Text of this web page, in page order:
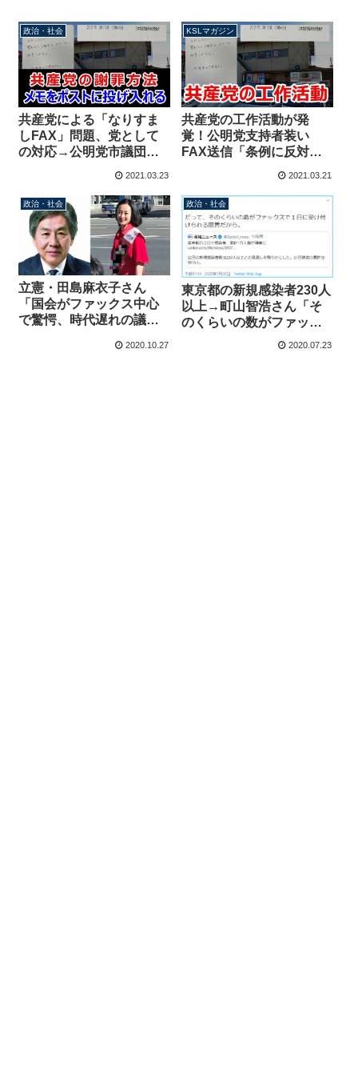
政治・社会
共産党による「なりすま
しFAX」問題、党として
の対応→公明党市議団団
あえず謝罪文を」と手書
きメモを投げ入れる
2021.03.23
KSLマガジン
共産党の工作活動が発
覚！公明党支持者装い
FAX送信「条例に反対し
い」【マガジン89号】
2021.03.21
政治・社会
立憲・田島麻衣子さん
「国会がファックス中心
で驚愕、時代遅れの議員
おたくの安住淳事務所も
2020.10.27
政治・社会
東京都の新規感染者230人
以上→町山智浩さん「そ
のくらいの数がファック
スで１日に受け付けられ
2020.07.23